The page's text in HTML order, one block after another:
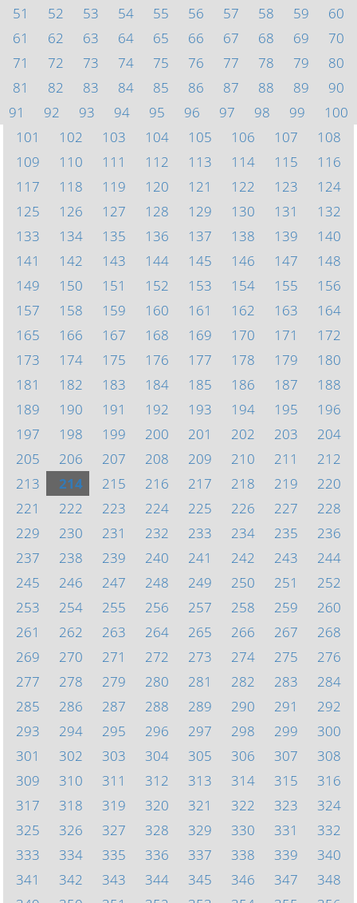
51
52 53 54 55 56 57 58 59
60
61
62 63 64 65 66 67 68 69
70
71
72 73 74 75 76 77 78 79
80
81
82 83 84 85 86 87 88 89
90
91
92 93 94 95 96 97 98 99
100
101
102 103 104 105 106 107
108
109
110 111 112 113 114 115
116
117
118 119 120 121 122 123
124
125
126 127 128 129 130 131
132
133
134 135 136 137 138 139
140
141
142 143 144 145 146 147
148
149
150 151 152 153 154 155
156
157
158 159 160 161 162 163
164
165
166 167 168 169 170 171
172
173
174 175 176 177 178 179
180
181
182 183 184 185 186 187
188
189
190 191 192 193 194 195
196
197
198 199 200 201 202 203
204
205
206 207 208 209 210 211
212
213
214 215 216 217 218 219
220
221
222 223 224 225 226 227
228
229
230 231 232 233 234 235
236
237
238 239 240 241 242 243
244
245
246 247 248 249 250 251
252
253
254 255 256 257 258 259
260
261
262 263 264 265 266 267
268
269
270 271 272 273 274 275
276
277
278 279 280 281 282 283
284
285
286 287 288 289 290 291
292
293
294 295 296 297 298 299
300
301
302 303 304 305 306 307
308
309
310 311 312 313 314 315
316
317
318 319 320 321 322 323
324
325
326 327 328 329 330 331
332
333
334 335 336 337 338 339
340
341
342 343 344 345 346 347
348